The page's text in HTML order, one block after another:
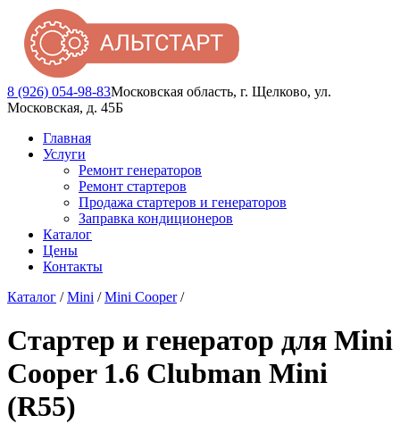
8 (926) 054-98-83Московская область, г. Щелково, ул.
Московская, д. 45Б
Главная
Услуги
Ремонт генераторов
Ремонт стартеров
Продажа стартеров и генераторов
Заправка кондиционеров
Каталог
Цены
Контакты
Каталог /Mini /Mini Cooper/
Стартер и генератор для Mini
Cooper 1.6 Clubman Mini
(R55)